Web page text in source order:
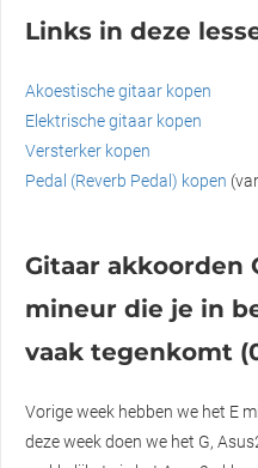
Links in deze
Akoestische gitaar kopen
Elektrische gitaar kopen
Versterker kopen
Pedal (Reverb Pedal) kopen
Gitaar akkoorden
mineur die je in
vaak tegenkomt
Vorige week hebben we het E
deze week doen we het G,